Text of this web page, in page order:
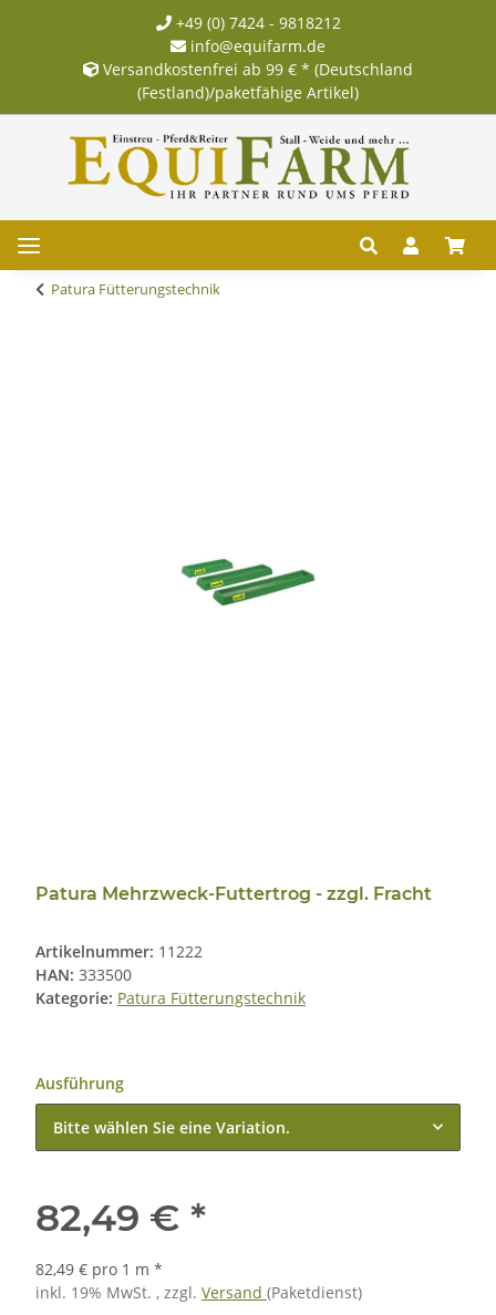
+49 (0) 7424 - 9818212
info@equifarm.de
Versandkostenfrei ab 99 € * (Deutschland
(Festland)/paketfähige Artikel)
Patura Fütterungstechnik
Patura Mehrzweck-Futtertrog - zzgl. Fracht
Artikelnummer: 11222
HAN: 333500
Kategorie: Patura Fütterungstechnik
Ausführung
Bitte wählen Sie eine Variation.
82,49 € *
82,49 € pro 1 m *
inkl. 19% MwSt. , zzgl. Versand (Paketdienst)